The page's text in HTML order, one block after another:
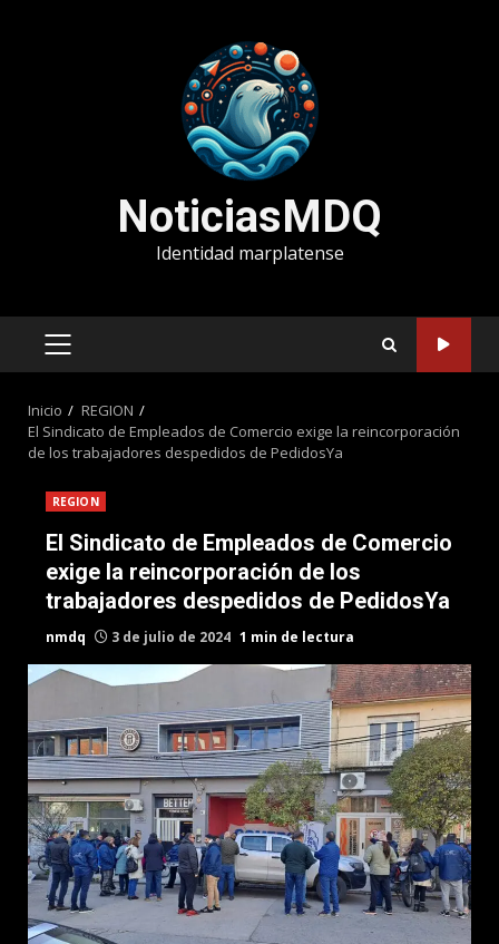
NoticiasMDQ
Identidad marplatense
MENÚ
Inicio
REGION
El Sindicato de Empleados de Comercio exige la reincorporación
de los trabajadores despedidos de PedidosYa
REGION
El Sindicato de Empleados de Comercio
exige la reincorporación de los
trabajadores despedidos de PedidosYa
nmdq 3 de julio de 2024 1 min de lectura